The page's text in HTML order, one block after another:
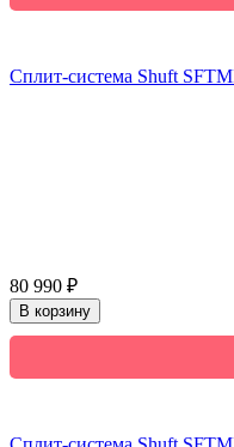
Сплит-система Shuft
80 990 ₽
В корзину